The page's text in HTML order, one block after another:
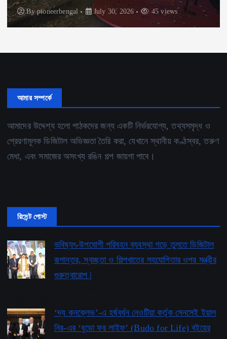
Bypioneerbengal July 30, 2026 45 views
আমার সম্পর্কে
আমাদের উদ্দেশ্য হলো পাঠকদের জন্য একটি নির্ভরযোগ্য, তথ্যসমৃদ্ধ ও
প্রেরণামূলক ডিজিটাল অভিজ্ঞতা তৈরি করা, যেখানে স্থানীয় কণ্ঠস্বর, তরুণ
মেধা, এবং সমাজের অসংখ্য রঙিন গল্প জায়গা পাবে।
রিসেন্ট পোস্ট
ভবিষ্যৎ-উপযোগী পরিবহন ব্যবস্থা গড়ে তুলতে ডিজিটাল
রূপান্তর, স্বচ্ছতা ও শিল্পখাতের সহযোগিতার ওপর মন্ত্রীর
গুরুত্বারোপ |
‘দ্য কনক্লেভ’-এ হর্ষবর্ধন নেওটিয়া কর্তৃক সেনসেই ইয়াল
নির-এর ‘বুডো ফর লাইফ’ ​​(Budo for Life) বইয়ের